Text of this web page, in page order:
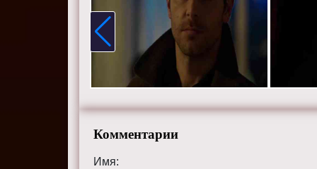
Комментарии
Имя: